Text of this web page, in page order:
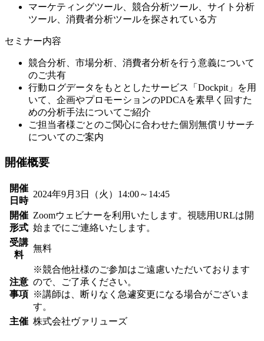
マーケティングツール、競合分析ツール、サイト分析
ツール、消費者分析ツールを探されている方
セミナー内容
競合分析、市場分析、消費者分析を行う意義について
のご共有
行動ログデータをもととしたサービス「Dockpit」を用
いて、企画やプロモーションのPDCAを素早く回すた
めの分析手法についてご紹介
ご担当者様ごとのご関心に合わせた個別無償リサーチ
についてのご案内
開催概要
開催
日時
2024年9月3日（火）14:00～14:45
開催
形式
Zoomウェビナーを利用いたします。視聴用URLは開
始までにご連絡いたします。
受講
料
無料
注意
事項
※競合他社様のご参加はご遠慮いただいております
ので、ご了承ください。
※講師は、断りなく急遽変更になる場合がございま
す。
主催 株式会社ヴァリューズ